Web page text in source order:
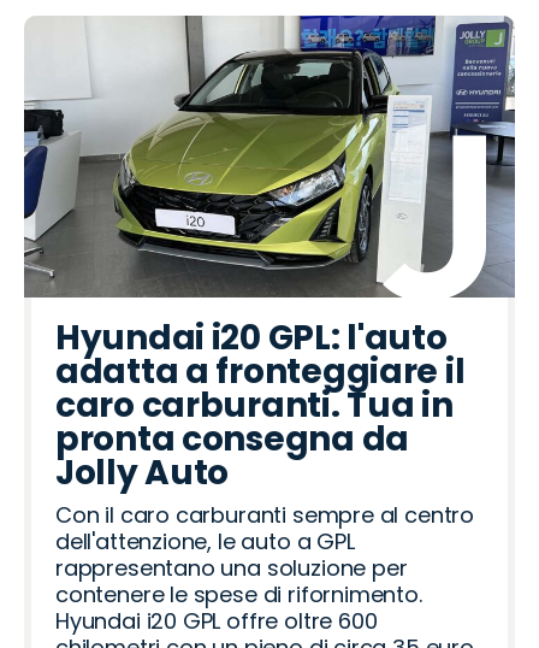
Hyundai i20 GPL: l'auto
adatta a fronteggiare il
caro carburanti. Tua in
pronta consegna da
Jolly Auto
Con il caro carburanti sempre al centro
dell'attenzione, le auto a GPL
rappresentano una soluzione per
contenere le spese di rifornimento.
Hyundai i20 GPL offre oltre 600